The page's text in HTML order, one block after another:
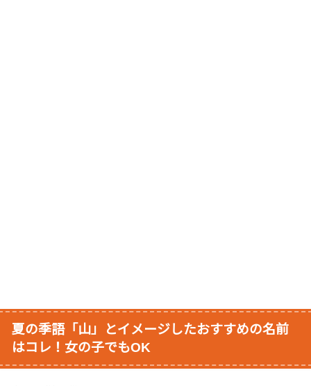
夏の季語「山」とイメージしたおすすめの名前
はコレ！女の子でもOK